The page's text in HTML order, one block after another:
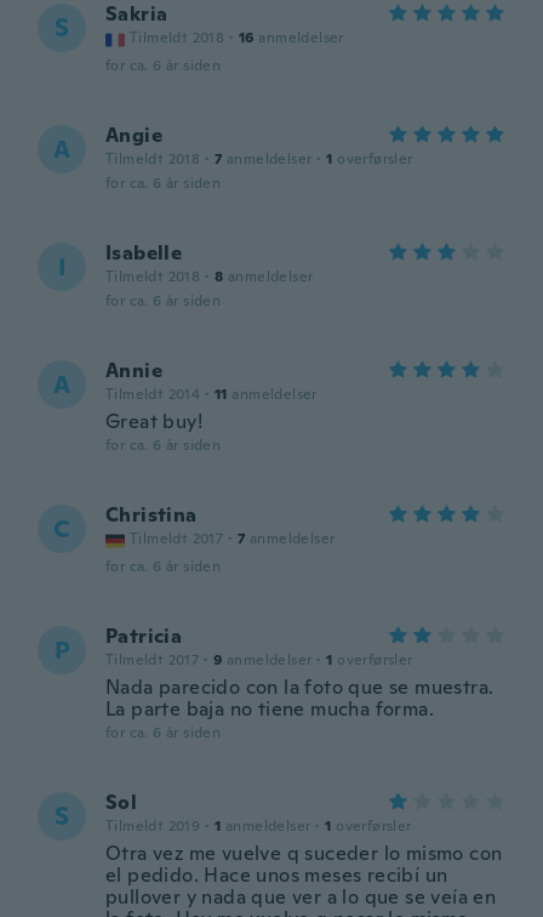
S Sakria
Tilmeldt 2018 · 16 anmeldelser
for ca. 6 år siden
A Angie
Tilmeldt 2018 · 7 anmeldelser · 1 overførsler
for ca. 6 år siden
I Isabelle
Tilmeldt 2018 · 8 anmeldelser
for ca. 6 år siden
A Annie
Tilmeldt 2014 · 11 anmeldelser
Great buy!
for ca. 6 år siden
C Christina
Tilmeldt 2017 · 7 anmeldelser
for ca. 6 år siden
P Patricia
Tilmeldt 2017 · 9 anmeldelser · 1 overførsler
Nada parecido con la foto que se muestra.
La parte baja no tiene mucha forma.
for ca. 6 år siden
S Sol
Tilmeldt 2019 · 1 anmeldelser · 1 overførsler
Otra vez me vuelve q suceder lo mismo con
el pedido. Hace unos meses recibí un
pullover y nada que ver a lo que se veía en